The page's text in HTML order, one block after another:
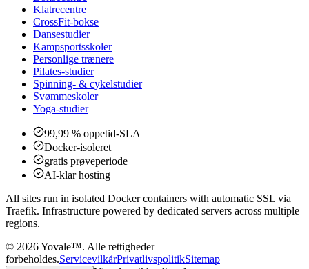
Klatrecentre
CrossFit-bokse
Dansestudier
Kampsportsskoler
Personlige trænere
Pilates-studier
Spinning- & cykelstudier
Svømmeskoler
Yoga-studier
99,99 % oppetid-SLA
Docker-isoleret
gratis prøveperiode
AI-klar hosting
All sites run in isolated Docker containers with automatic SSL via
Traefik. Infrastructure powered by dedicated servers across multiple
regions.
© 2026Yovale™. Alle rettigheder
forbeholdes.ServicevilkårPrivatlivspolitikSitemap